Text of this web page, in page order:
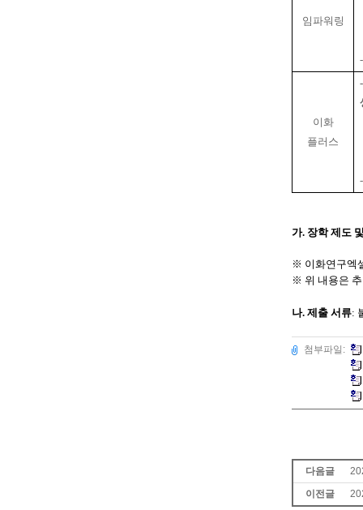
임파워링
이화
플러스
가. 장학 제도
※ 이화연구엑
※ 위 내용은
나. 제출 서류:
첨부파일:
다음글
이전글